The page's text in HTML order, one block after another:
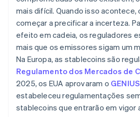
mais difícil. Quando isso acontece,
começar a precificar a incerteza.
efeito em cadeia, os reguladores
mais que os emissores sigam um
Na Europa, as stablecoins são
Regulamento dos Mercados de
2025, os EUA aprovaram o
estabeleceu regulamentações
stablecoins que entrarão em vigor